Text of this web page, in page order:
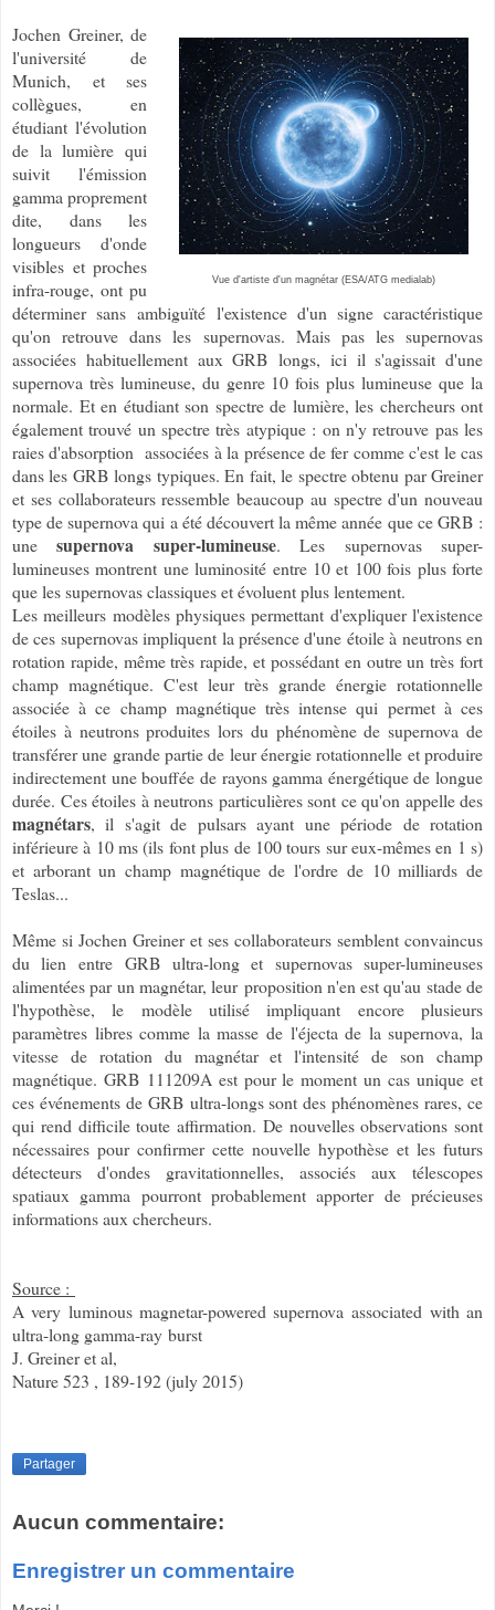
Vue d'artiste d'un magnétar (ESA/ATG medialab)
Jochen Greiner, de
l'université de
Munich, et ses
collègues, en
étudiant l'évolution
de la lumière qui
suivit l'émission
gamma proprement
dite, dans les
longueurs d'onde
visibles et proches
infra-rouge, ont pu
déterminer sans ambiguïté l'existence d'un signe caractéristique
qu'on retrouve dans les supernovas. Mais pas les supernovas
associées habituellement aux GRB longs, ici il s'agissait d'une
supernova très lumineuse, du genre 10 fois plus lumineuse que la
normale. Et en étudiant son spectre de lumière, les chercheurs ont
également trouvé un spectre très atypique : on n'y retrouve pas les
raies d'absorption associées à la présence de fer comme c'est le cas
dans les GRB longs typiques. En fait, le spectre obtenu par Greiner
et ses collaborateurs ressemble beaucoup au spectre d'un nouveau
type de supernova qui a été découvert la même année que ce GRB :
unesupernova super-lumineuse. Les supernovas super-
lumineuses montrent une luminosité entre 10 et 100 fois plus forte
que les supernovas classiques et évoluent plus lentement.
Les meilleurs modèles physiques permettant d'expliquer l'existence
de ces supernovas impliquent la présence d'une étoile à neutrons en
rotation rapide, même très rapide, et possédant en outre un très fort
champ magnétique. C'est leur très grande énergie rotationnelle
associée à ce champ magnétique très intense qui permet à ces
étoiles à neutrons produites lors du phénomène de supernova de
transférer une grande partie de leur énergie rotationnelle et produire
indirectement une bouffée de rayons gamma énergétique de longue
durée. Ces étoiles à neutrons particulières sont ce qu'on appelle des
magnétars, il s'agit de pulsars ayant une période de rotation
inférieure à 10 ms (ils font plus de 100 tours sur eux-mêmes en 1 s)
et arborant un champ magnétique de l'ordre de 10 milliards de
Teslas...
Même si Jochen Greiner et ses collaborateurs semblent convaincus
du lien entre GRB ultra-long et supernovas super-lumineuses
alimentées par un magnétar, leurproposition n'en est qu'au stade de
l'hypothèse, le modèle utilisé impliquant encore plusieurs
paramètres libres comme la masse de l'éjecta de la supernova, la
vitesse de rotation du magnétar et l'intensité de son champ
magnétique. GRB 111209A est pour le moment un cas unique et
ces événements de GRB ultra-longs sont des phénomènes rares, ce
qui rend difficile toute affirmation. De nouvelles observations sont
nécessaires pour confirmer cette nouvelle hypothèse et les futurs
détecteurs d'ondes gravitationnelles, associés aux télescopes
spatiaux gamma pourront probablement apporter de précieuses
informations aux chercheurs.
Source :
A very luminous magnetar-powered supernovaassociated with an
ultra-long gamma-ray burst
J. Greiner et al,
Nature 523 , 189-192 (july 2015)
Partager
Aucun commentaire:
Enregistrer un commentaire